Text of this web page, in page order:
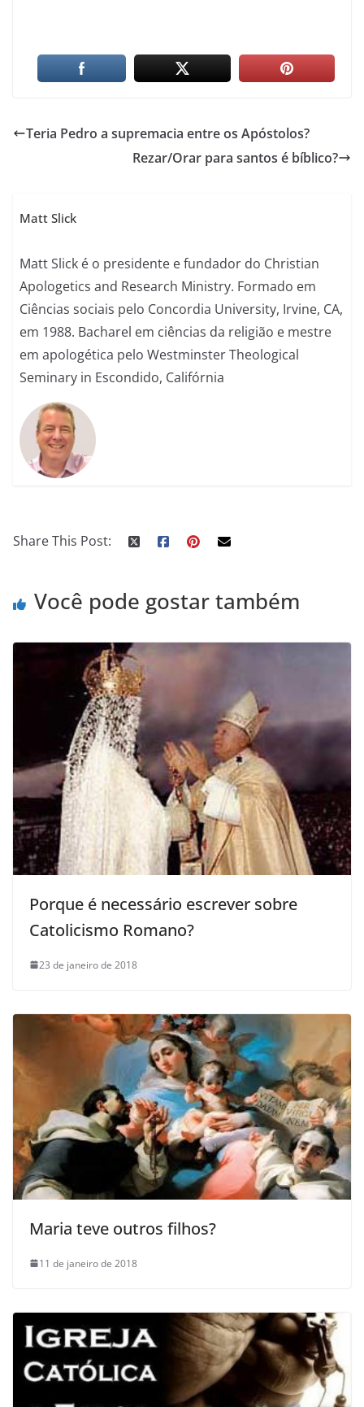
Teria Pedro a supremacia entre os Apóstolos?
Rezar/Orar para santos é bíblico?
Matt Slick
Matt Slick é o presidente e fundador do Christian
Apologetics and Research Ministry. Formado em
Ciências sociais pelo Concordia University, Irvine, CA,
em 1988. Bacharel em ciências da religião e mestre
em apologética pelo Westminster Theological
Seminary in Escondido, Califórnia
Share This Post:
Você pode gostar também
Porque é necessário escrever sobre
Catolicismo Romano?
23 de janeiro de 2018
Maria teve outros filhos?
11 de janeiro de 2018